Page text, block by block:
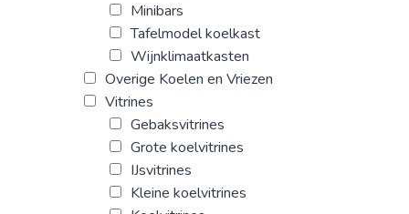
Minibars
Tafelmodel koelkast
Wijnklimaatkasten
Overige Koelen en Vriezen
Vitrines
Gebaksvitrines
Grote koelvitrines
IJsvitrines
Kleine koelvitrines